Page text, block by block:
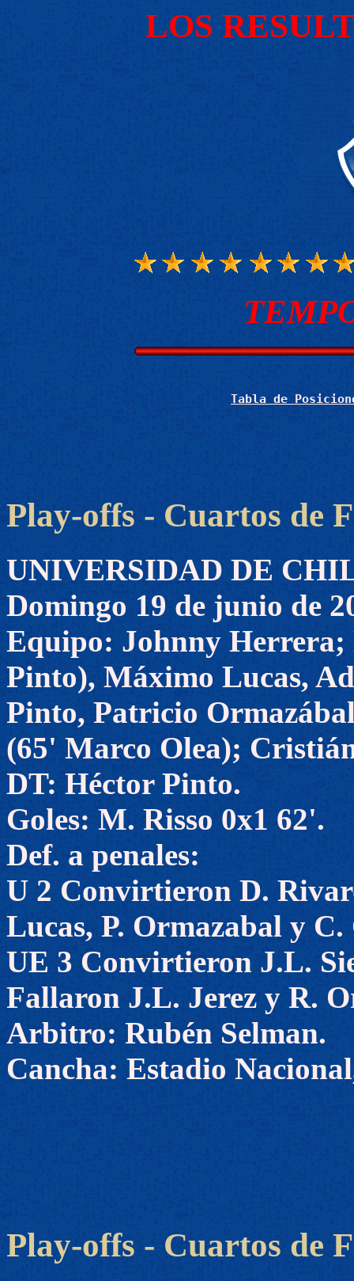
LOS
Tabla de
Play-offs - Cuartos de
UNIVERSIDAD DE
Domingo 19 de junio de
Equipo: Johnny
Pinto), Máximo Lucas,
Pinto, Patricio
(65' Marco Olea);
DT: Héctor Pinto.
Goles: M. Risso 0x1 62'.
Def. a penales:
U 2 Convirtieron D.
Lucas, P. Ormazabal y C.
UE 3 Convirtieron J.L.
Fallaron J.L. Jerez y R.
Arbitro: Rubén Selman.
Cancha: Estadio
Play-offs - Cuartos de